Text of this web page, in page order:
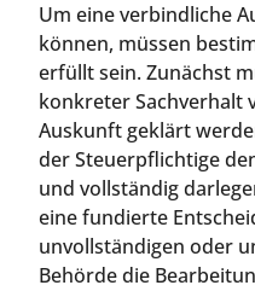
Um eine verbindliche
können, müssen
erfüllt sein. Zunächst
konkreter Sachverhalt
Auskunft geklärt
der Steuerpflichtige
und vollständig
eine fundierte
unvollständigen oder
Behörde die